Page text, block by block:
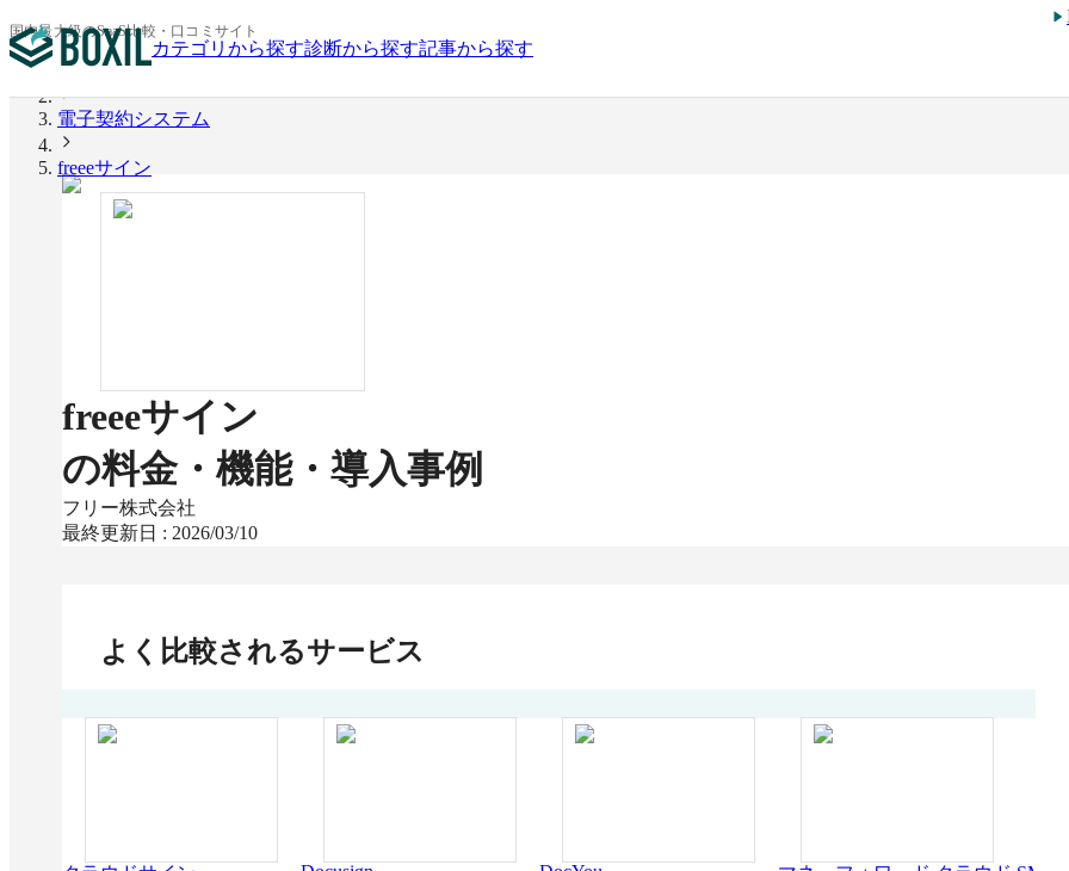
国内最大級のSaaS比較・口コミサイト
カテゴリから探す診断から探す記事から探す
BOXIL
電子契約システム
freeeサイン
freeeサイン
の料金・機能・導入事例
フリー株式会社
最終更新日 : 2026/03/10
よく比較されるサービス